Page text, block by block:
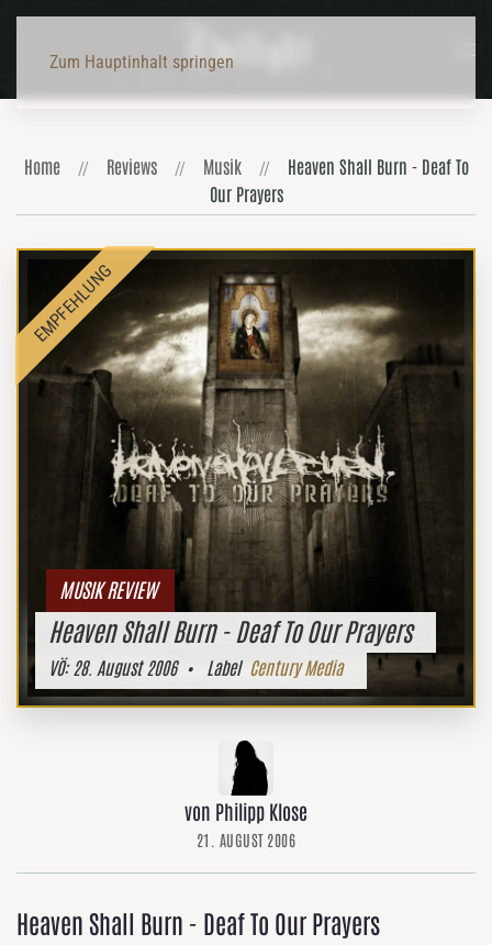
Zum Hauptinhalt springen
Home Reviews Musik
Heaven Shall Burn - Deaf To
Our Prayers
MUSIK REVIEW
Heaven Shall Burn - Deaf To Our Prayers
VÖ:28. August 2006• Label Century Media
von Philipp Klose
21. AUGUST 2006
Heaven Shall Burn - Deaf To Our Prayers